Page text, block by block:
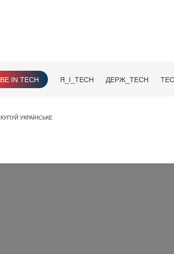
BE IN TECH Я_І_TECH ДЕРЖ_TECH
КУПУЙ УКРАЇНСЬКЕ